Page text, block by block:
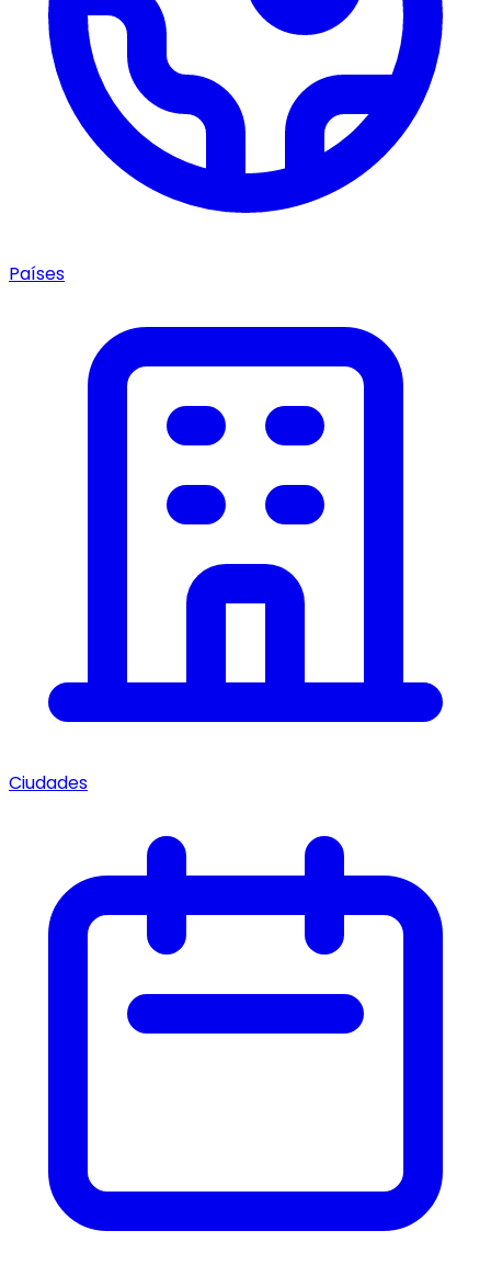
Países
Ciudades